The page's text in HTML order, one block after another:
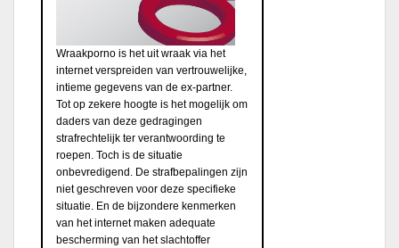
Wraakporno is het uit wraak via het
internet verspreiden van vertrouwelijke,
intieme gegevens van de ex-partner.
Tot op zekere hoogte is het mogelijk om
daders van deze gedragingen
strafrechtelijk ter verantwoording te
roepen. Toch is de situatie
onbevredigend. De strafbepalingen zijn
niet geschreven voor deze specifieke
situatie. En de bijzondere kenmerken
van het internet maken adequate
bescherming van het slachtoffer